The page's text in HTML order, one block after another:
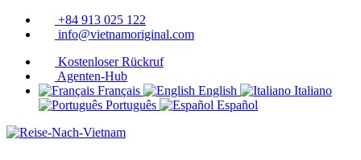
+84 913 025 122
info@vietnamoriginal.com
Kostenloser Rückruf
Agenten-Hub
Français
English
Italiano
Português
Español